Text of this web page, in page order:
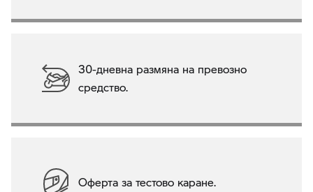
30-дневна размяна на превозно
средство.
Оферта за тестово каране.